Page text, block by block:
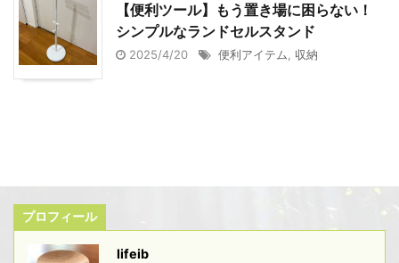
【便利ツール】もう置き場に困らない！
シンプルなランドセルスタンド
2025/4/20 便利アイテム 収納
プロフィール
lifeib